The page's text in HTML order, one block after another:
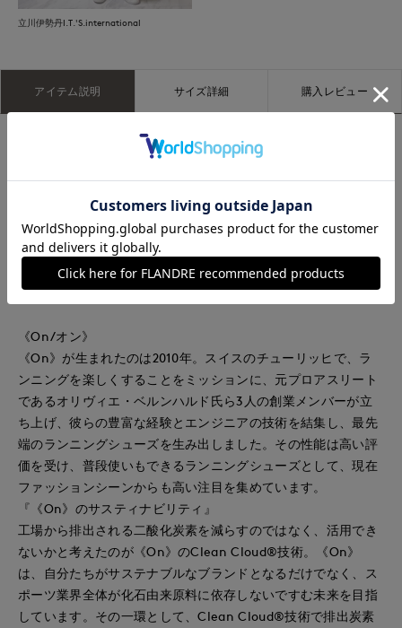
立川伊勢丹I.T.'S.international
アイテム説明 サイズ詳細 購入レビュー
すっきりとしたラインのテニススニーカーは、スタイリングし
やすいワードローブの定番アイテム。新設計でフィット感とク
ッション性がさらに向上しました。控えめなデザイン。だから
愛される一足。
表示サイズ/メーカーサイズ
23 JP 23.5(23.5cm)/EU 37.5 US 6.5 UK 4.5
25 JP 24.5(24.5cm)/EU 38.5 US 7.5 UK 5.5
《On/オン》
《On》が生まれたのは2010年。スイスのチューリッヒで、ラ
ンニングを楽しくすることをミッションに、元プロアスリート
であるオリヴィエ・ベルンハルド氏ら3人の創業メンバーが立
ち上げ、彼らの豊富な経験とエンジニアの技術を結集し、最先
端のランニングシューズを生み出しました。その性能は高い評
価を受け、普段使いもできるランニングシューズとして、現在
ファッションシーンからも高い注目を集めています。
『《On》のサスティナビリティ』
工場から排出される二酸化炭素を減らすのではなく、活用でき
ないかと考えたのが《On》のClean Cloud®技術。《On》
は、自分たちがサステナブルなブランドとなるだけでなく、ス
ポーツ業界全体が化石由来原料に依存しないですむ未来を目指
しています。その一環として、Clean Cloud®技術で排出炭素